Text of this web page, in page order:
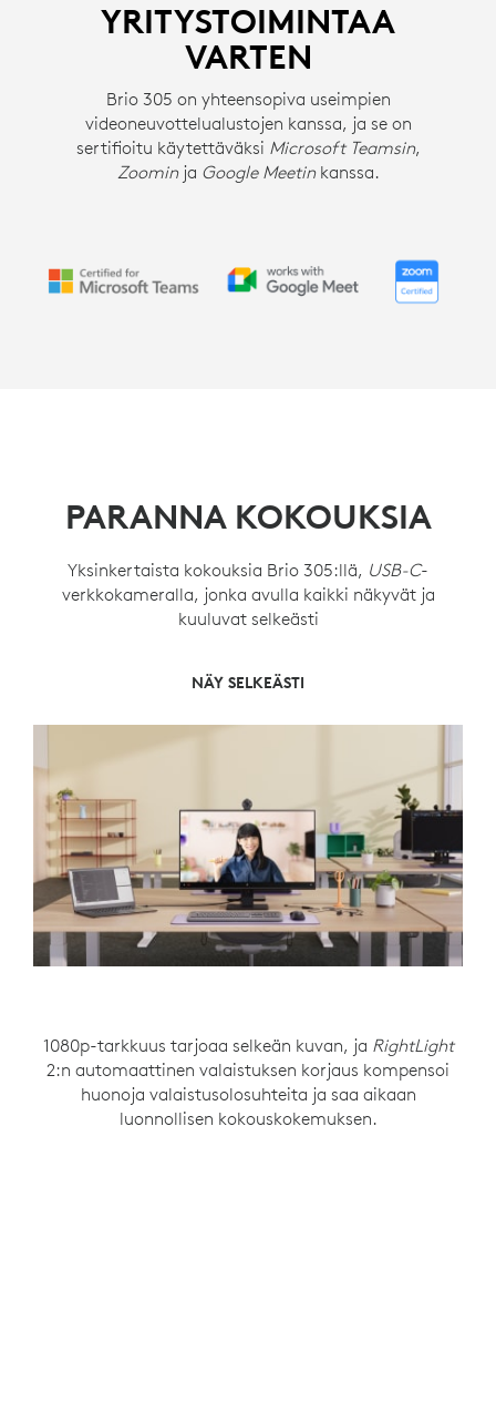
YRITYSTOIMINTAA
VARTEN
Brio 305 on yhteensopiva useimpien
videoneuvottelualustojen kanssa, ja se on
sertifioitu käytettäväksi Microsoft Teamsin,
Zoominja Google Meetinkanssa.
NÄY SELKEÄSTI
1080p-tarkkuus tarjoaa selkeän kuvan, ja RightLight
2:n automaattinen valaistuksen korjaus kompensoi
huonoja valaistusolosuhteita ja saa aikaan
luonnollisen kokouskokemuksen.
KUULU SELKEÄSTI
Melua vaimentava monomikrofoni selkeyttää
ääntä vaimentamalla taustaääniä.
SUOJAA YKSITYISYYTTÄ
Avaa tai sulje suojasuljin helposti kiertämällä,
kun sitä ei tarvita. Merkkivalon avulla käyttäjät
tietävät varmasti, milloin kamera on aktiivinen.
PARANNA KOKOUKSIA
Yksinkertaista kokouksia Brio 305:llä, USB-C-
verkkokameralla, jonka avulla kaikki näkyvät ja
kuuluvat selkeästi